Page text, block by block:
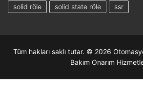
solid röle
solid state röle ssr
Tüm hakları saklı tutar. © 2026
Bakım Onarım